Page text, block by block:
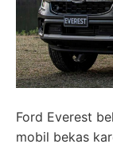
Ford Everest
mobil bekas